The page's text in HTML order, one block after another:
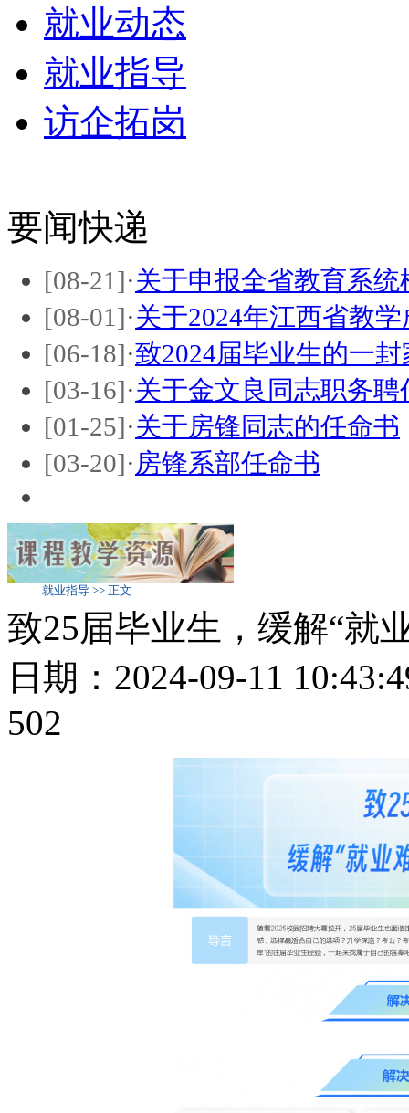
就业动态
就业指导
访企拓岗
要闻快递
[08-21]·关于申报全省教育系统
[08-01]·关于2024年江西省教
[06-18]·致2024届毕业生的一封
[03-16]·关于金文良同志职务聘
[01-25]·关于房锋同志的任命书
[03-20]· 房锋系部任命书
就业指导 >> 正文
致25届毕业生，缓解“就
日期：2024-09-11
502